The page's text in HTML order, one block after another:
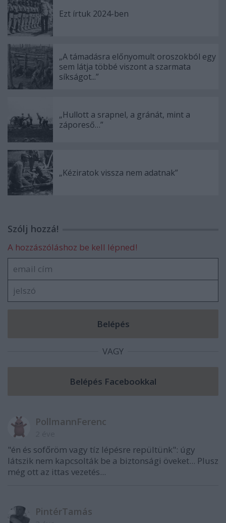
Ezt írtuk 2024-ben
„A támadásra előnyomult oroszokból egy
sem látja többé viszont a szarmata
síkságot...”
„Hullott a srapnel, a gránát, mint a
záporeső…”
„Kéziratok vissza nem adatnak”
Szólj hozzá!
A hozzászóláshoz be kell lépned!
VAGY
PollmannFerenc
"én és sofőröm vagy tíz lépésre repültünk": úgy
látszik nem kapcsolták be a biztonsági öveket... Plusz
még ott az ittas vezetés...
PintérTamás